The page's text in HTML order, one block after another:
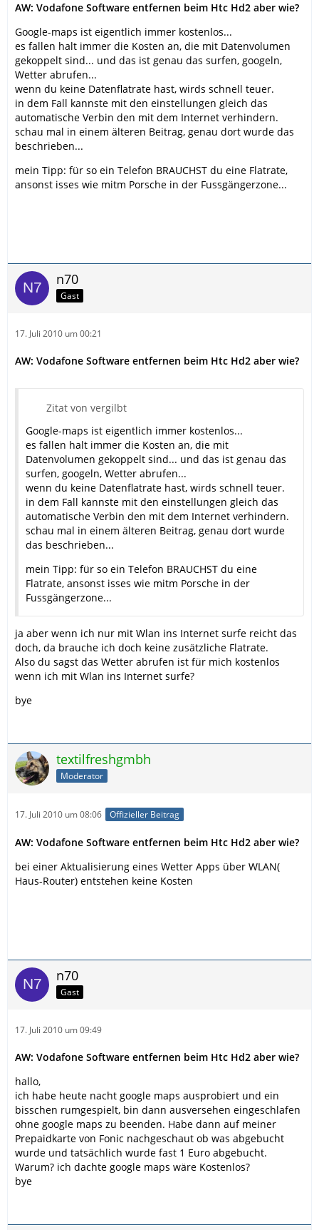
AW: Vodafone Software entfernen beim Htc Hd2 aber wie?
Google-maps ist eigentlich immer kostenlos...
es fallen halt immer die Kosten an, die mit Datenvolumen
gekoppelt sind... und das ist genau das surfen, googeln,
Wetter abrufen...
wenn du keine Datenflatrate hast, wirds schnell teuer.
in dem Fall kannste mit den einstellungen gleich das
automatische Verbin den mit dem Internet verhindern.
schau mal in einem älteren Beitrag, genau dort wurde das
beschrieben...
mein Tipp: für so ein Telefon BRAUCHST du eine Flatrate,
ansonst isses wie mitm Porsche in der Fussgängerzone...
n70
Gast
17. Juli 2010 um 00:21
AW: Vodafone Software entfernen beim Htc Hd2 aber wie?
Zitat von vergilbt
Google-maps ist eigentlich immer kostenlos...
es fallen halt immer die Kosten an, die mit
Datenvolumen gekoppelt sind... und das ist genau das
surfen, googeln, Wetter abrufen...
wenn du keine Datenflatrate hast, wirds schnell teuer.
in dem Fall kannste mit den einstellungen gleich das
automatische Verbin den mit dem Internet verhindern.
schau mal in einem älteren Beitrag, genau dort wurde
das beschrieben...
mein Tipp: für so ein Telefon BRAUCHST du eine
Flatrate, ansonst isses wie mitm Porsche in der
Fussgängerzone...
ja aber wenn ich nur mit Wlan ins Internet surfe reicht das
doch, da brauche ich doch keine zusätzliche Flatrate.
Also du sagst das Wetter abrufen ist für mich kostenlos
wenn ich mit Wlan ins Internet surfe?
bye
textilfreshgmbh
Moderator
17. Juli 2010 um 08:06 Offizieller Beitrag
AW: Vodafone Software entfernen beim Htc Hd2 aber wie?
bei einer Aktualisierung eines Wetter Apps über WLAN(
Haus-Router) entstehen keine Kosten
n70
Gast
17. Juli 2010 um 09:49
AW: Vodafone Software entfernen beim Htc Hd2 aber wie?
hallo,
ich habe heute nacht google maps ausprobiert und ein
bisschen rumgespielt, bin dann ausversehen eingeschlafen
ohne google maps zu beenden. Habe dann auf meiner
Prepaidkarte von Fonic nachgeschaut ob was abgebucht
wurde und tatsächlich wurde fast 1 Euro abgebucht.
Warum? ich dachte google maps wäre Kostenlos?
bye